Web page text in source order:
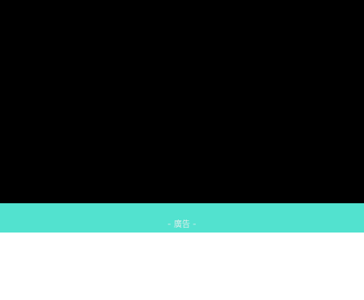
- 廣告 -